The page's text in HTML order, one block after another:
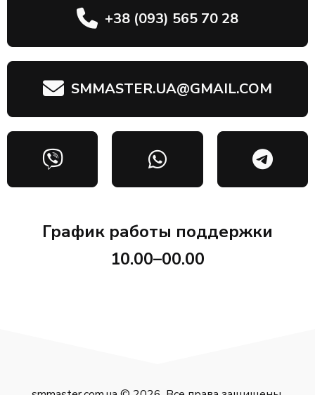
+38 (093) 565 70 28
SMMASTER.UA@GMAIL.COM
График работы поддержки
10.00–00.00